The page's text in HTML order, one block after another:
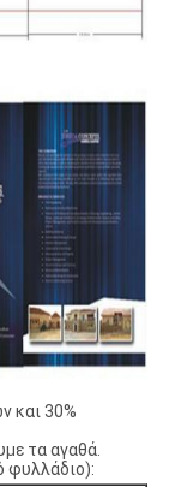
και 30%
τα αγαθά.
φυλλάδιο):